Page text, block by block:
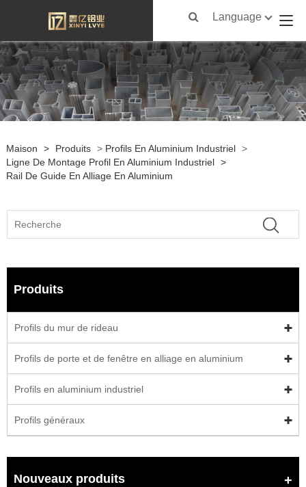
Language
Maison > Produits > Profils En Aluminium Industriel >
Ligne De Montage Profil En Aluminium Industriel >
Rail De Guide En Alliage En Aluminium
Produits
Profils du mur de rideau
Profils de porte et de fenêtre en alliage en aluminium
Profils en aluminium industriel
Profils généraux
Nouveaux produits